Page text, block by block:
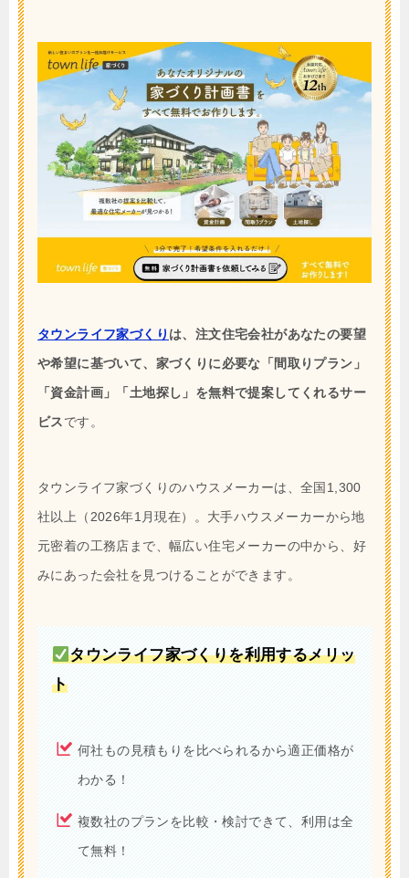
タウンライフ家づくり は、注文住宅会社があなたの要望
や希望に基づいて、家づくりに必要な「間取りプラン」
「資金計画」「土地探し」を無料で提案してくれるサー
ビスです。
タウンライフ家づくりのハウスメーカーは、全国1,300
社以上（2026年1月現在）。大手ハウスメーカーから地
元密着の工務店まで、幅広い住宅メーカーの中から、好
みにあった会社を見つけることができます。
タウンライフ家づくりを利用するメリッ
ト
何社もの見積もりを比べられるから適正価格が
わかる！
複数社のプランを比較・検討できて、利用は全
て無料！